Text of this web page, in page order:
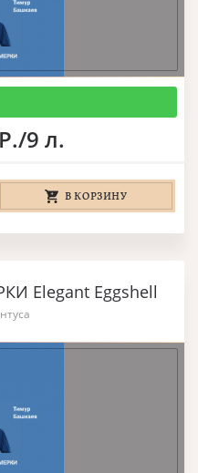
9 л.
В КОРЗИНУ
Elegant Eggshell